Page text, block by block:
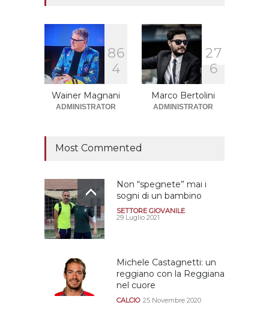
Sono solo sette le
squadre che sono state
promosse la stagione
successiva alla
retrocessione
86
4
Wainer Magnani
ADMINISTRATOR
27
6
Marco Bertolini
ADMINISTRATOR
Most Commented
Non “spegnete” mai i
sogni di un bambino
SETTORE GIOVANILE
29 Luglio 2021
Michele Castagnetti: un
reggiano con la Reggiana
nel cuore
CALCIO 25 Novembre 2020